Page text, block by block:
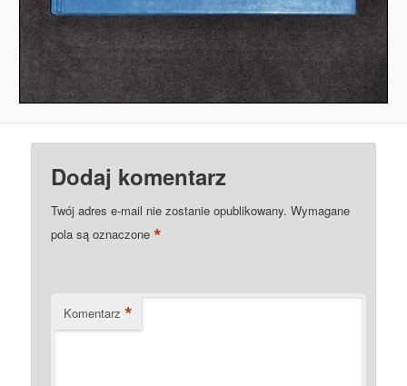
Dodaj komentarz
Twój adres e-mail nie zostanie opublikowany. Wymagane
pola są oznaczone*
Komentarz *